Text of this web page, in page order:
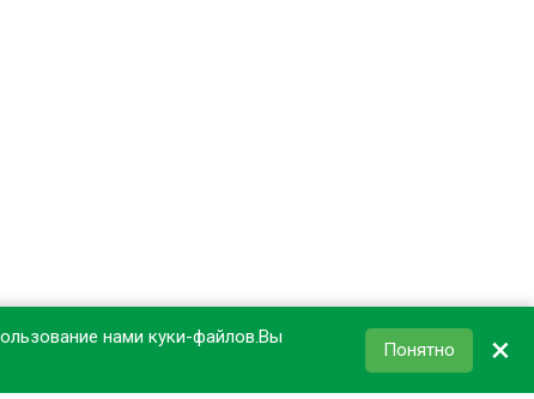
нами куки-файлов.Вы
Понятно ×